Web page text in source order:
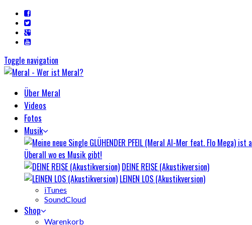
Toggle navigation
Über Meral
Videos
Fotos
Musik
Überall wo es Musik gibt!
DEINE REISE (Akustikversion)
LEINEN LOS (Akustikversion)
iTunes
SoundCloud
Shop
Warenkorb